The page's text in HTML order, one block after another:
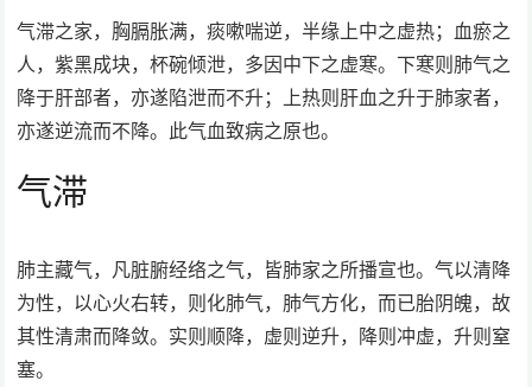
气滞之家，胸膈胀满，痰嗽喘逆，半缘上中之虚热；血瘀之
人，紫黑成块，杯碗倾泄，多因中下之虚寒。下寒则肺气之
降于肝部者，亦遂陷泄而不升；上热则肝血之升于肺家者，
亦遂逆流而不降。此气血致病之原也。
气滞
肺主藏气，凡脏腑经络之气，皆肺家之所播宣也。气以清降
为性，以心火右转，则化肺气，肺气方化，而已胎阴魄，故
其性清肃而降敛。实则顺降，虚则逆升，降则冲虚，升则窒
塞。